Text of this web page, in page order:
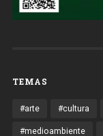
TEMAS
#arte #cultura
#medioambiente